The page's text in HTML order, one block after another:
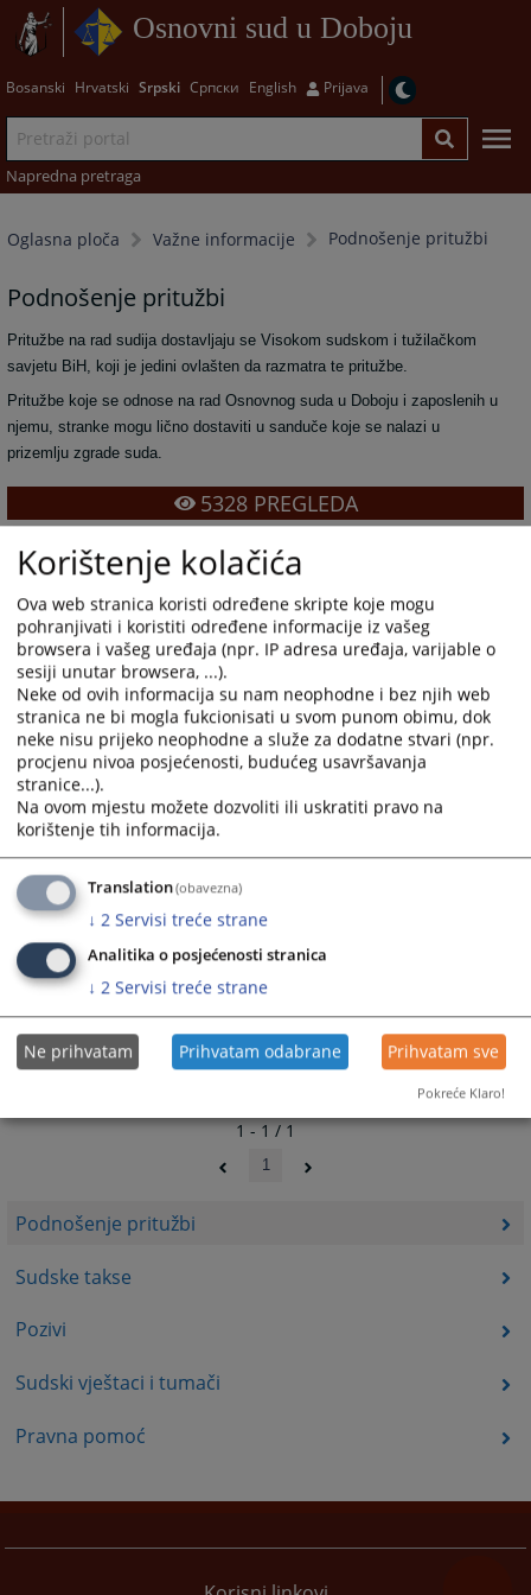
Osnovni sud u Doboju
Bosanski Hrvatski Srpski Српски English Prijava
Napredna pretraga
Oglasna ploča Važne informacije Podnošenje pritužbi
Podnošenje pritužbi
Sudske takse
Pozivi
Sudski vještaci i tumači
Pravna pomoć
Podnošenje pritužbi
Pritužbe na rad sudija dostavljaju se Visokom sudskom i tužilačkom
savjetu BiH, koji je jedini ovlašten da razmatra te pritužbe.
Pritužbe koje se odnose na rad Osnovnog suda u Doboju i zaposlenih u
njemu, stranke mogu lično dostaviti u sanduče koje se nalazi u
prizemlju zgrade suda.
5328PREGLEDA
1 - 1 / 1
1
Korištenje kolačića
Ova web stranica koristi određene skripte koje mogu
pohranjivati i koristiti određene informacije iz vašeg
browsera i vašeg uređaja (npr. IP adresa uređaja, varijable o
sesiji unutar browsera, ...).
Neke od ovih informacija su nam neophodne i bez njih web
stranica ne bi mogla fukcionisati u svom punom obimu, dok
neke nisu prijeko neophodne a služe za dodatne stvari (npr.
procjenu nivoa posjećenosti, budućeg usavršavanja
stranice...).
Na ovom mjestu možete dozvoliti ili uskratiti pravo na
korištenje tih informacija.
Translation(obavezna)
↓ 2 Servisi treće strane
Analitika o posjećenosti stranica
↓ 2 Servisi treće strane
Ne prihvatam Prihvatam odabrane Prihvatam sve
Pokreće Klaro!